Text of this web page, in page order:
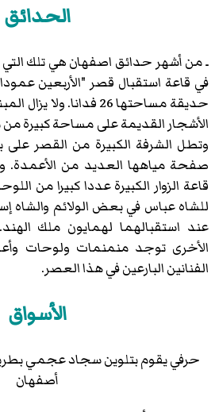
الحدائق
ـ من أشهر حدائق اصفهان هي تلك التي
في قاعة استقبال قصر "الأربعين
حديقة مساحتها 26 فدانا.
الأشجار القديمة على مساحة كبيرة
وتطل الشرفة الكبيرة من القصر
صفحة مياهها العديد من الأعمدة.
قاعة الزوار الكبيرة عددا كبيرا من
للشاه عباس في بعض الولائم
عند استقبالهما لهمايون ملك
الأخرى توجد منمنمات ولوحات
الفنانين البارعين في هذا العصر.
الأسواق
حرفي يقوم بتلوين سجاد عجمي
أصفهان